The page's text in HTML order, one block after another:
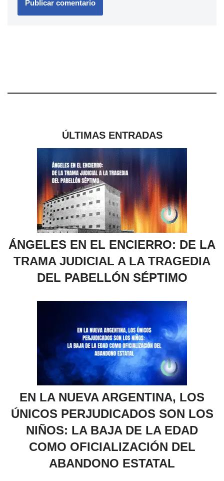
ÚLTIMAS ENTRADAS
ÁNGELES EN EL ENCIERRO: DE LA
TRAMA JUDICIAL A LA TRAGEDIA
DEL PABELLÓN SÉPTIMO
EN LA NUEVA ARGENTINA, LOS
ÚNICOS PERJUDICADOS SON LOS
NIÑOS: LA BAJA DE LA EDAD
COMO OFICIALIZACIÓN DEL
ABANDONO ESTATAL